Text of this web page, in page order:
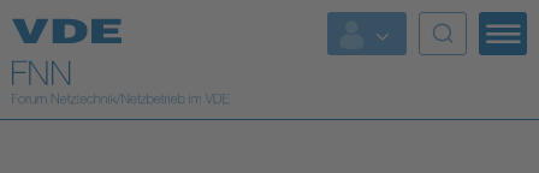
Top Themen
Fokusthemen